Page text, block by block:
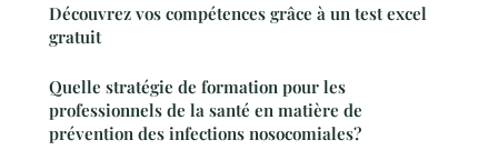
Découvrez vos compétences grâce à un test excel
gratuit
Quelle stratégie de formation pour les
professionnels de la santé en matière de
prévention des infections nosocomiales?